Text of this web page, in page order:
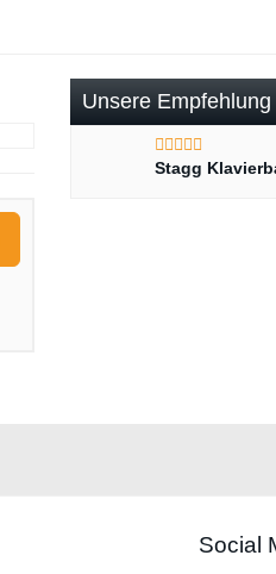
Unsere Empfehlung
Stagg
Social